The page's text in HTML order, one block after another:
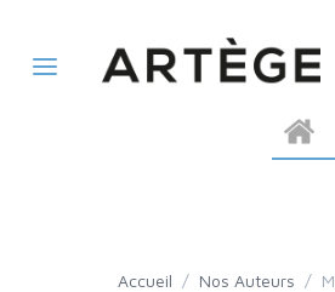
Accueil / Nos Auteurs /